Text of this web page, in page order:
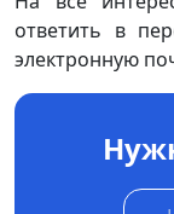
ответить в
электронную